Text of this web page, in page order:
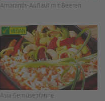
Amaranth-Auflauf mit Beeren
Asia Gemüsepfanne